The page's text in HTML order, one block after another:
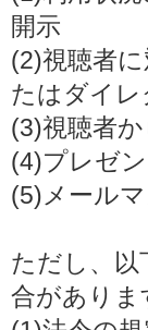
開示
(2)視聴者
たはダイ
(3)視聴者
(4)プレゼ
(5)メール
ただし、以
合がありま